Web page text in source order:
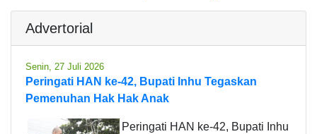
Advertorial
Senin, 27 Juli 2026
Peringati HAN ke-42, Bupati Inhu Tegaskan
Pemenuhan Hak Hak Anak
Peringati HAN ke-42, Bupati Inhu